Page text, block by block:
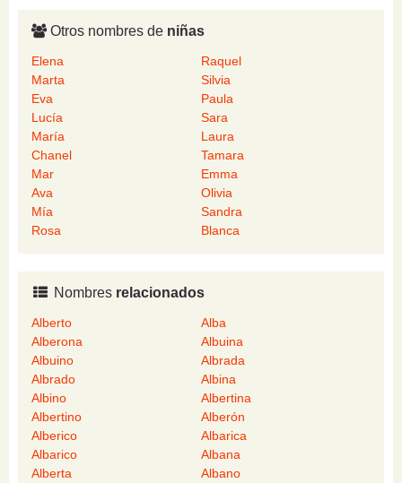
Otros nombres de niñas
Elena
Raquel
Marta
Silvia
Eva
Paula
Lucía
Sara
María
Laura
Chanel
Tamara
Mar
Emma
Ava
Olivia
Mía
Sandra
Rosa
Blanca
Nombres relacionados
Alberto
Alba
Alberona
Albuina
Albuino
Albrada
Albrado
Albina
Albino
Albertina
Albertino
Alberón
Alberico
Albarica
Albarico
Albana
Alberta
Albano